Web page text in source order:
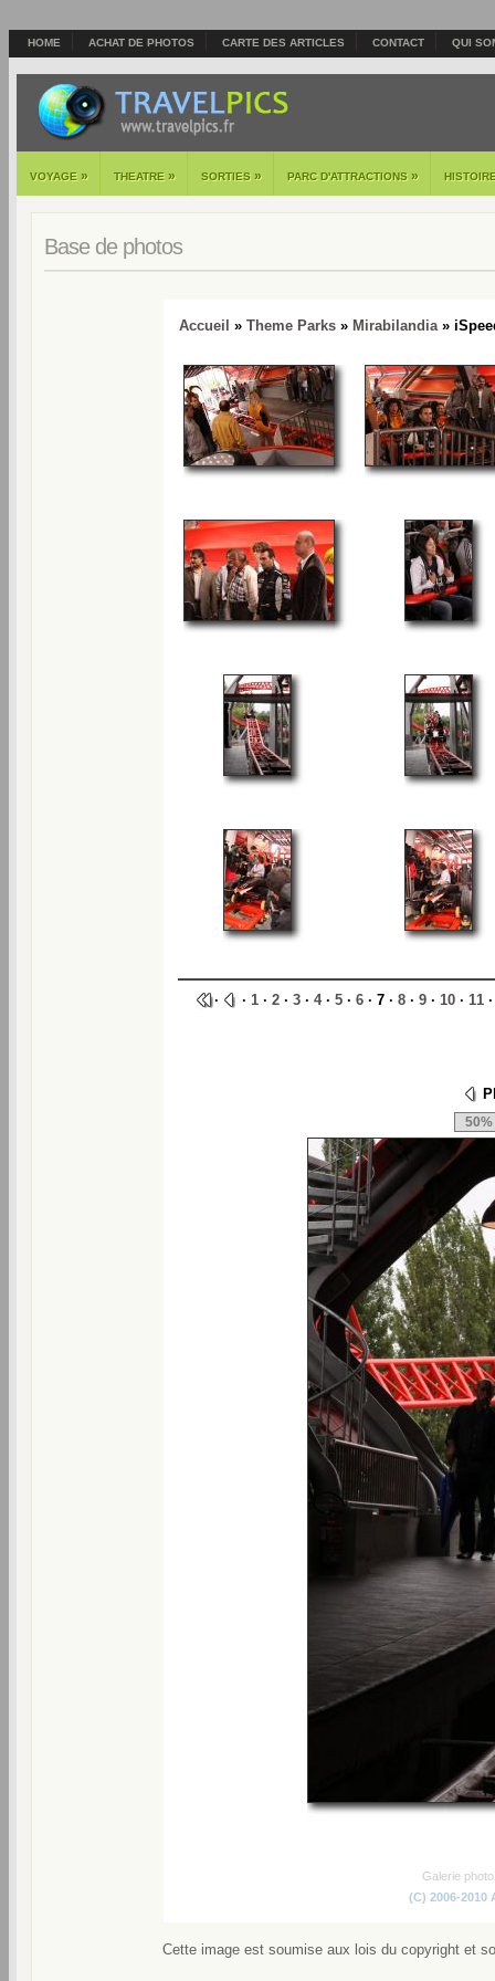
HOME ACHAT DE PHOTOS CARTE DES ARTICLES CONTACT QUI
VOYAGE » THEATRE » SORTIES » PARC D'ATTRACTIONS »
Base de photos
Accueil » Theme Parks» Mirabilandia»
· · 1· 2· 3· 4· 5· 6· 7 · 8· 9· 10· 11
Galerie
(C) 2006-2010
Cette image est soumise aux lois du copyright et